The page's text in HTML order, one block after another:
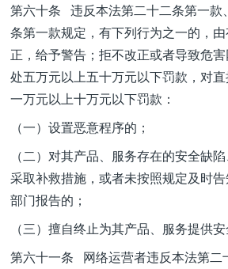
第六十条 违反本法第二十二条第一款
条第一款规定，有下列行为之一的，
正，给予警告；拒不改正或者导致危害
处五万元以上五十万元以下罚款，对
一万元以上十万元以下罚款：
（一）设置恶意程序的；
（二）对其产品、服务存在的安全缺
采取补救措施，或者未按照规定及时
部门报告的；
（三）擅自终止为其产品、服务提供安
第六十一条 网络运营者违反本法第二